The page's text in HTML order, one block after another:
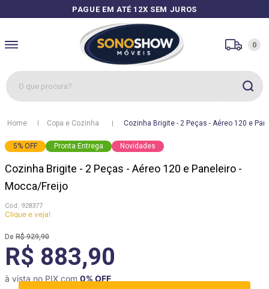
PAGUE EM ATÉ 12X SEM JUROS
0
O que procura?
Copa e Cozinha Cozinha Brigite - 2 Peças - Aéreo 120 e
5% OFF Pronta Entrega Novidades
Cozinha Brigite - 2 Peças - Aéreo 120 e Paneleiro -
Mocca/Freijo
: 928377
Clique e veja!
R$ 929,90
R$ 883,90
à vista no PIX com 0% OFF
3º cozinhas
4º sofá
6º mesa
7º cozinha módulos
8 º box
9º rack